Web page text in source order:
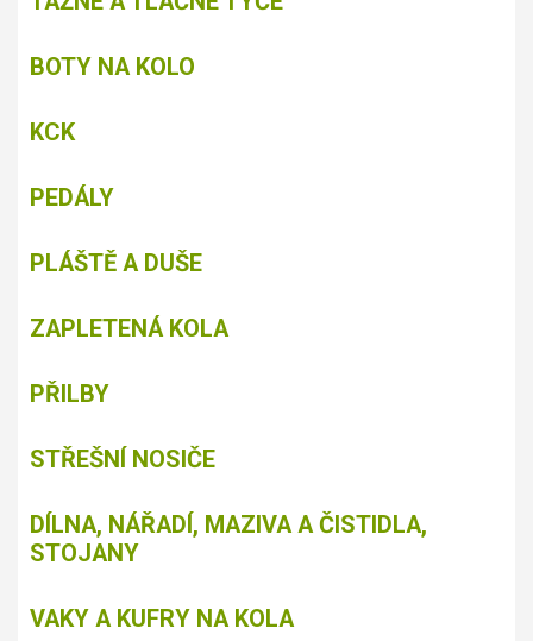
BOTY NA KOLO
KCK
PEDÁLY
PLÁŠTĚ A DUŠE
ZAPLETENÁ KOLA
PŘILBY
STŘEŠNÍ NOSIČE
DÍLNA, NÁŘADÍ, MAZIVA A ČISTIDLA,
STOJANY
VAKY A KUFRY NA KOLA